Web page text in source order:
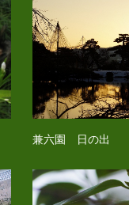
兼六園 日の出